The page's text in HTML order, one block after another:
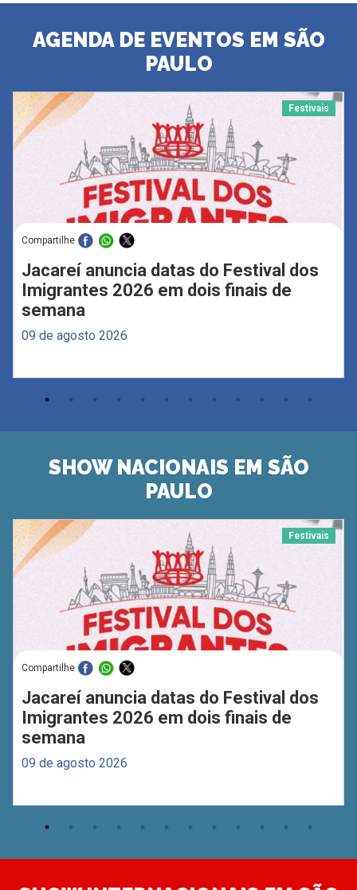
AGENDA DE EVENTOS EM SÃO
PAULO
Festivais
Compartilhe
Jacareí anuncia datas do Festival dos
Imigrantes 2026 em dois finais de
semana
09 de agosto 2026
SHOW NACIONAIS EM SÃO
PAULO
Festivais
Compartilhe
Jacareí anuncia datas do Festival dos
Imigrantes 2026 em dois finais de
semana
09 de agosto 2026